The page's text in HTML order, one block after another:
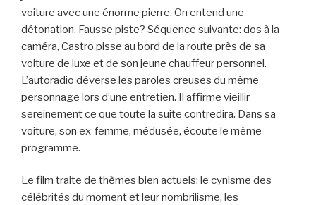
voiture avec une énorme pierre. On entend une
détonation. Fausse piste? Séquence suivante: dos à la
caméra, Castro pisse au bord de la route près de sa
voiture de luxe et de son jeune chauffeur personnel.
L’autoradio déverse les paroles creuses du même
personnage lors d’une entretien. Il affirme vieillir
sereinement ce que toute la suite contredira. Dans sa
voiture, son ex-femme, médusée, écoute le même
programme.
Le film traite de thèmes bien actuels: le cynisme des
célébrités du moment et leur nombrilisme, les